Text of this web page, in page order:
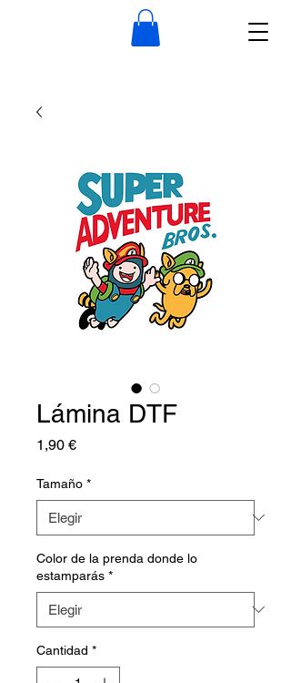
Lámina DTF
1,90 €Precio
Tamaño *
Color de la prenda donde lo
estamparás *
Cantidad *